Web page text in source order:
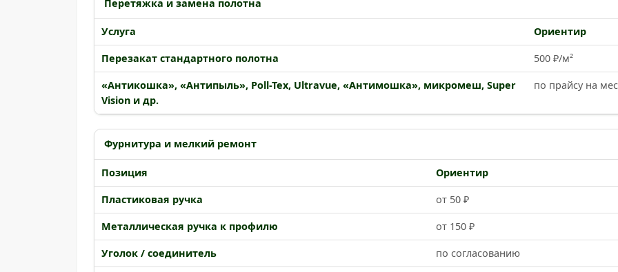
Перетяжка и замена полотна
Услуга Ориентир
Перезакат стандартного полотна 500 ₽/м²
«Антикошка», «Антипыль», Poll-Tex, Ultravue, «Антимошка», микромеш, Super
Vision и др.
по прайсу на
Фурнитура и мелкий ремонт
Позиция Ориентир
Пластиковая ручка от 50 ₽
Металлическая ручка к профилю от 150 ₽
Уголок / соединитель по согласованию